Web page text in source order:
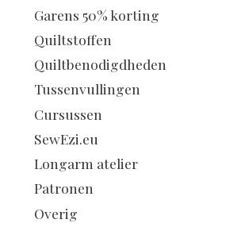
Garens 50% korting
Quiltstoffen
Quiltbenodigdheden
Tussenvullingen
Cursussen
SewEzi.eu
Longarm atelier
Patronen
Overig